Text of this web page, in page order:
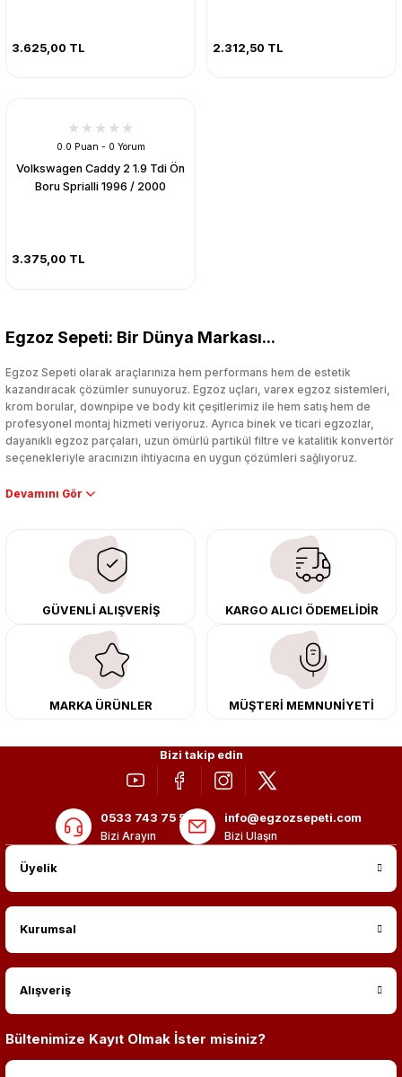
3.625,00 TL 2.312,50 TL
0.0 Puan - 0 Yorum
Volkswagen Caddy 2 1.9 Tdi Ön
Boru Sprialli 1996 / 2000
3.375,00 TL
Egzoz Sepeti: Bir Dünya Markası...
Egzoz Sepeti olarak araçlarınıza hem performans hem de estetik
kazandıracak çözümler sunuyoruz. Egzoz uçları, varex egzoz sistemleri,
krom borular, downpipe ve body kit çeşitlerimiz ile hem satış hem de
profesyonel montaj hizmeti veriyoruz. Ayrıca binek ve ticari egzozlar,
dayanıklı egzoz parçaları, uzun ömürlü partikül filtre ve katalitik konvertör
seçenekleriyle aracınızın ihtiyacına en uygun çözümleri sağlıyoruz.
Performans artışı isteyen sürücüler için özel performans egzozları ve
çıkma orijinal ürünler ile yenileyebilir, body kit uygulamalarıyla aracınızın
tasarımını ve aerodinamisini üst seviyeye taşıyabilirsiniz.
Tüm ürünlerimiz orijinal, dayanıklı ve uzun ömürlüdür. İstanbul’daki montaj
merkezimizde profesyonel montaj yapıyor, Türkiye’nin her yerine güvenli
kargo ile teslimat gerçekleştiriyoruz. Aracınıza değer katmak için doğru
adres: Egzoz Sepeti.
GÜVENLİ ALIŞVERİŞ KARGO ALICI ÖDEMELİDİR
MARKA ÜRÜNLER MÜŞTERİ MEMNUNİYETİ
Bizi takip edin
0533 743 75 56
Bizi Arayın
info@egzozsepeti.com
Bizi Ulaşın
Üyelik
Kurumsal
Alışveriş
Bültenimize Kayıt Olmak İster misiniz?